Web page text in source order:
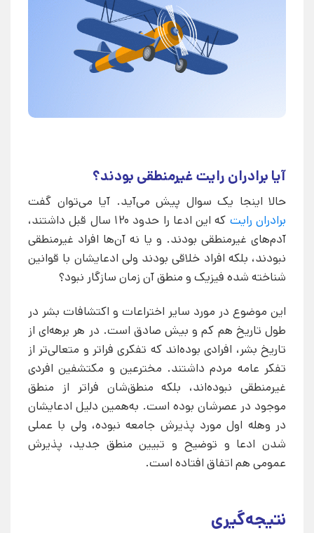
آیا برادران رایت غیرمنطقی بودند؟
حالا اینجا یک سوال پیش می‌آید. آیا می‌توان گفت
برادران رایت
که این ادعا را حدود 120 سال قبل داشتند،
آدم‌های غیرمنطقی بودند. و یا نه آن‌ها افراد غیرمنطقی
نبودند، بلکه افراد خلاقی بودند ولی ادعایشان با قوانین
شناخته شده فیزیک و منطق آن زمان سازگار نبود؟
این موضوع در مورد سایر اختراعات و اکتشافات بشر در
طول تاریخ هم کم و بیش صادق است. در هر برهه‌ای از
تاریخ بشر، افرادی بوده‌اند که تفکری فراتر و متعالی‌تر از
تفکر عامه مردم داشتند. مخترعین و مکتشفین افردی
غیرمنطقی نبوده‌اند، بلکه منطق‌شان فراتر از منطق
موجود در عصرشان بوده است. به‌همین دلیل ادعایشان
در وهله اول مورد پذیرش جامعه نبوده، ولی با عملی
شدن ادعا و توضیح و تبیین منطق جدید، پذیرش
عمومی هم اتفاق افتاده است.
نتیجه‌گیری